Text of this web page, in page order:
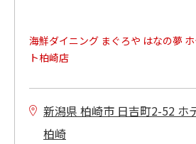
海鮮ダイニング まぐろや はなの夢
ト柏崎店
新潟県 柏崎市 日吉町2-52 ホ
柏崎